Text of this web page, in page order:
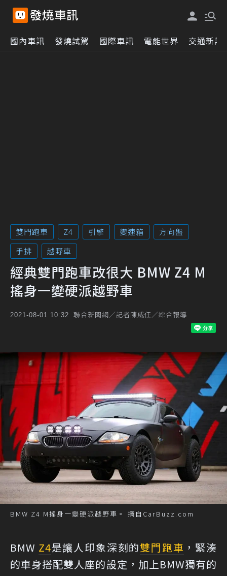
國內車訊 發燒試駕 國際車訊 電能世界 交通新訊
雙門跑車 Z4 引擎 變速箱
方向盤
手排
越野車
經典雙門跑車改很大 BMW Z4 M
搖身一變硬派越野車
2021-08-01 10:32 聯合新聞網／記者陳威任／綜合報導
BMW Z4 M搖身一變硬派越野車。 摘自CarBuzz.com
BMW Z4是讓人印象深刻的雙門跑車 ，緊湊
的車身搭配雙人座的設定，加上BMW獨有的